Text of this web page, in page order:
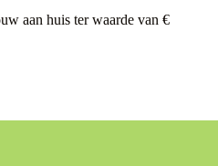
aan huis ter waarde van €